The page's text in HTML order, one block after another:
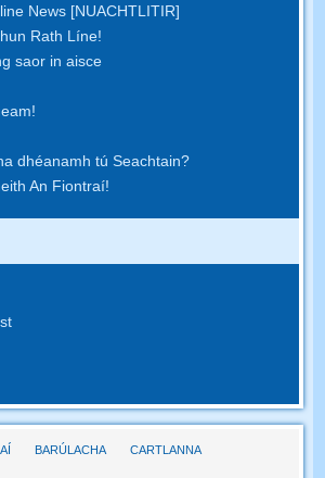
News [NUACHTLITIR]
Rath Líne!
saor in aisce
dhéanamh tú Seachtain?
An Fiontraí!
BARÚLACHA CARTLANNA